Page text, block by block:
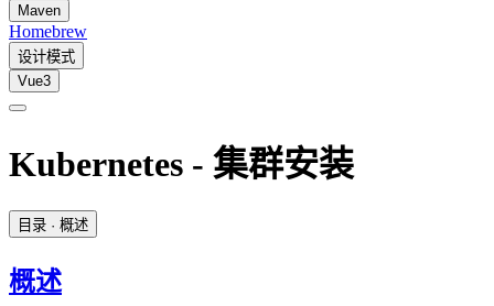
Maven
Homebrew
设计模式
Vue3
Kubernetes - 集群安装
目录 · 概述
概述